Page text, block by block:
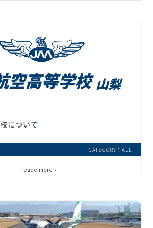
について
CATEGORY：ALL
reade more ›